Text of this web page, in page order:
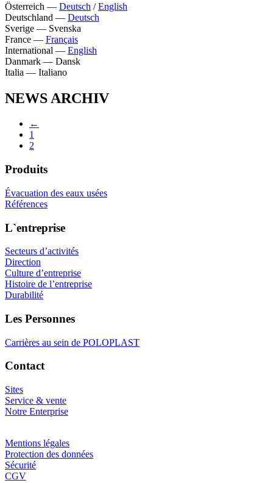
Österreich — Deutsch /English
Deutschland — Deutsch
Sverige — Svenska
France — Français
International — English
Danmark — Dansk
Italia — Italiano
NEWS ARCHIV
←
1
2
Produits
Évacuation des eaux usées
Références
L`entreprise
Secteurs d’activités
Direction
Culture d’entreprise
Histoire de l’entreprise
Durabilité
Les Personnes
Carrières au sein de POLOPLAST
Contact
Sites
Service & vente
Notre Enterprise
Mentions légales
Protection des données
Sécurité
CGV